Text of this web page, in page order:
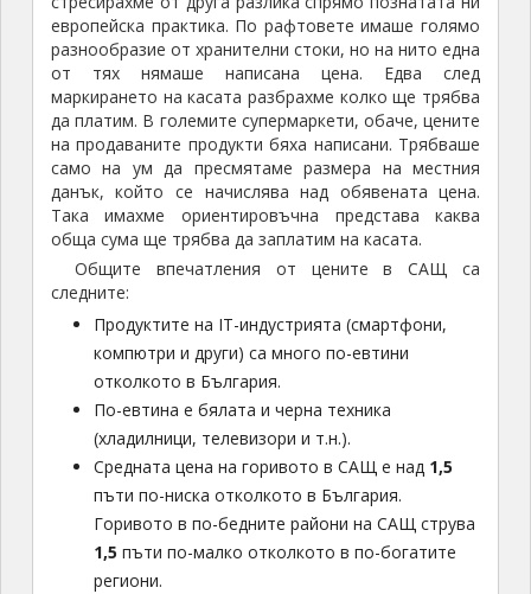
европейска практика. По рафтовете имаше голямо
разнообразие от хранителни стоки, но на нито една
от тях нямаше написана цена. Едва след
маркирането на касата разбрахме колко ще трябва
да платим. В големите супермаркети, обаче, цените
на продаваните продукти бяха написани. Трябваше
само на ум да пресмятаме размера на местния
данък, който се начислява над обявената цена.
Така имахме ориентировъчна представа каква
обща сума ще трябва да заплатим на касата.
Общите впечатления от цените в САЩ са
следните:
Продуктите на IT-индустрията (смартфони,
компютри и други) са много по-евтини
отколкото в България.
По-евтина е бялата и черна техника
(хладилници, телевизори и т.н.).
Средната цена на горивото в САЩ е над 1,5
пъти по-ниска отколкото в България.
Горивото в по-бедните райони на САЩ струва
1,5 пъти по-малко отколкото в по-богатите
региони.